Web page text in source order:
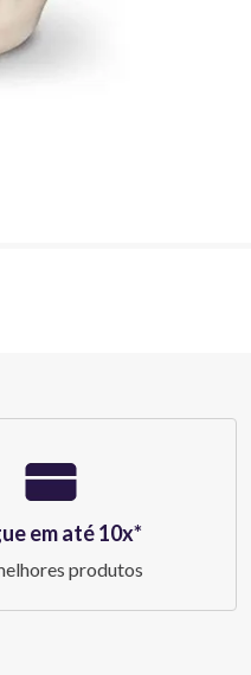
em até 10x*
produtos